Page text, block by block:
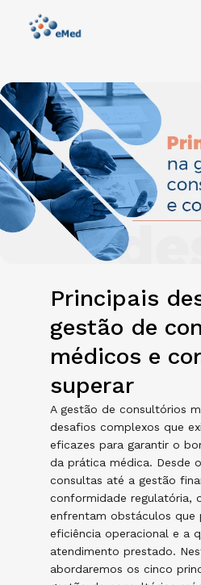
Principais
gestão de
médicos e
superar
A gestão de consultórios
desafios complexos que
eficazes para garantir o
da prática médica. Desde
consultas até a gestão
conformidade regulatória,
enfrentam obstáculos que
eficiência operacional e a
atendimento prestado.
abordaremos os cinco